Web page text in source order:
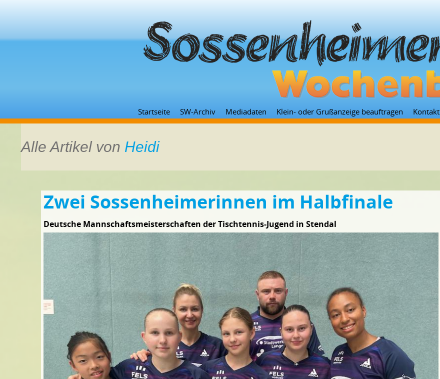
Zum
Inhalt
Startseite SW-Archiv Mediadaten Klein- oder Grußanzeige beauftragen Kontakt
Alle Artikel von Heidi
Zwei Sossenheimerinnen im Halbfinale
Deutsche Mannschaftsmeisterschaften der Tischtennis-Jugend in Stendal